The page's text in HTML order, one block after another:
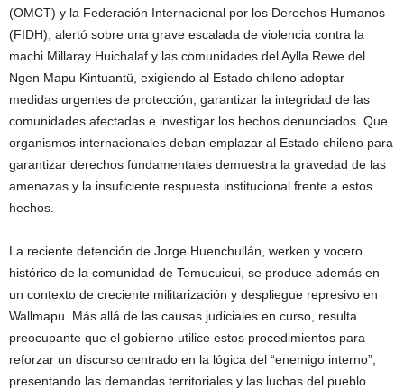
(OMCT) y la Federación Internacional por los Derechos Humanos
(FIDH), alertó sobre una grave escalada de violencia contra la
machi Millaray Huichalaf y las comunidades del Aylla Rewe del
Ngen Mapu Kintuantü, exigiendo al Estado chileno adoptar
medidas urgentes de protección, garantizar la integridad de las
comunidades afectadas e investigar los hechos denunciados. Que
organismos internacionales deban emplazar al Estado chileno para
garantizar derechos fundamentales demuestra la gravedad de las
amenazas y la insuficiente respuesta institucional frente a estos
hechos.
La reciente detención de Jorge Huenchullán, werken y vocero
histórico de la comunidad de Temucuicui, se produce además en
un contexto de creciente militarización y despliegue represivo en
Wallmapu. Más allá de las causas judiciales en curso, resulta
preocupante que el gobierno utilice estos procedimientos para
reforzar un discurso centrado en la lógica del “enemigo interno”,
presentando las demandas territoriales y las luchas del pueblo